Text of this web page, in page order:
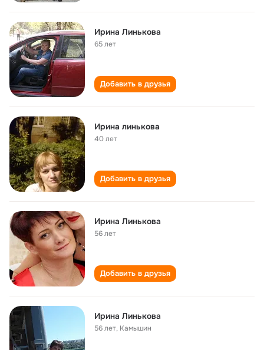
Ирина Линькова
65 лет
Добавить в друзья
Ирина линькова
40 лет
Добавить в друзья
Ирина Линькова
56 лет
Добавить в друзья
Ирина Линькова
56 лет, Камышин